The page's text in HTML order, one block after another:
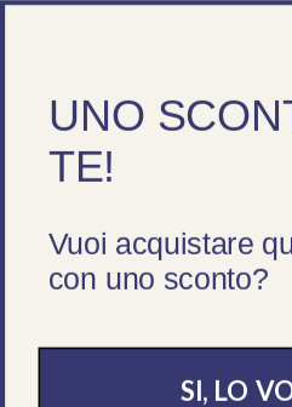
Cerca
Cerca
Aperti tutta l'estate!
servizio clienti lun
UNO
TE!
Vuoi acquistare
con uno sconto?
SI, LO